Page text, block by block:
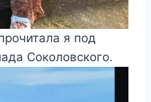
я под
Соколовского.